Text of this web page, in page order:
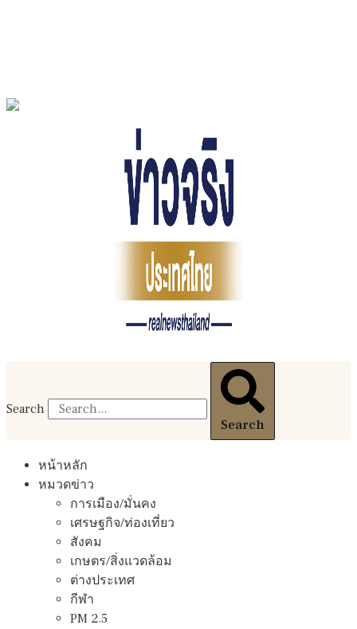
Search
Search
หน้าหลัก
หมวดข่าว
การเมือง/มั่นคง
เศรษฐกิจ/ท่องเที่ยว
สังคม
เกษตร/สิ่งแวดล้อม
ต่างประเทศ
กีฬา
PM 2.5